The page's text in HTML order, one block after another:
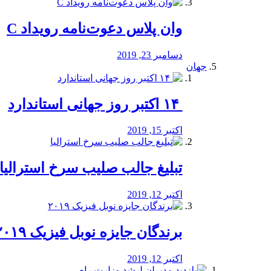
وان پلاس دعوت‌نامه رویداد C
دسامبر 23, 2019
جهان
اکتبر 15, 2019
تبلیغ جالب صلیب سرخ استرالیا
اکتبر 12, 2019
برندگان جایزه نوبل فیزیک ۲۰۱۹
اکتبر 12, 2019